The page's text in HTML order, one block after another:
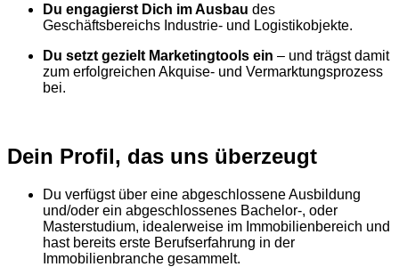
Du engagierst Dich im Ausbau des
Geschäftsbereichs Industrie- und Logistikobjekte.
Du setzt gezielt Marketingtools ein – und trägst damit
zum erfolgreichen Akquise- und Vermarktungsprozess
bei.
Dein Profil, das uns überzeugt
Du verfügst über eine abgeschlossene Ausbildung
und/oder ein abgeschlossenes Bachelor-, oder
Masterstudium, idealerweise im Immobilienbereich und
hast bereits erste Berufserfahrung in der
Immobilienbranche gesammelt.